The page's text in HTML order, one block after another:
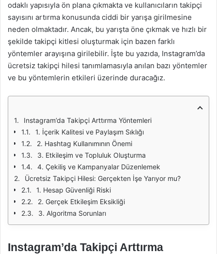
odaklı yapısıyla ön plana çıkmakta ve kullanıcıların takipçi
sayısını artırma konusunda ciddi bir yarışa girilmesine
neden olmaktadır. Ancak, bu yarışta öne çıkmak ve hızlı bir
şekilde takipçi kitlesi oluşturmak için bazen farklı
yöntemler arayışına girilebilir. İşte bu yazıda, Instagram’da
ücretsiz takipçi hilesi tanımlamasıyla anılan bazı yöntemler
ve bu yöntemlerin etkileri üzerinde duracağız.
Instagram’da Takipçi Arttırma Yöntemleri
1. İçerik Kalitesi ve Paylaşım Sıklığı
2. Hashtag Kullanımının Önemi
3. Etkileşim ve Topluluk Oluşturma
4. Çekiliş ve Kampanyalar Düzenlemek
Ücretsiz Takipçi Hilesi: Gerçekten İşe Yarıyor mu?
1. Hesap Güvenliği Riski
2. Gerçek Etkileşim Eksikliği
3. Algoritma Sorunları
Instagram’da Takipçi Arttırma